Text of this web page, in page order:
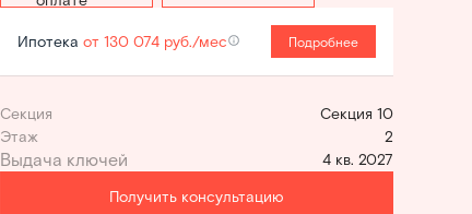
Ипотека от 130 074 руб./мес Подробнее
Секция
Секция 10
Этаж
2
4 кв. 2027
Получить консультацию